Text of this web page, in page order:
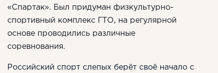
«Спартак». Был придуман физкультурно-
спортивный комплекс ГТО, на регулярной
основе проводились различные
соревнования.
Российский спорт слепых берёт своё начало с